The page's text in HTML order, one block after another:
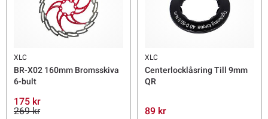
XLC
BR-X02 160mm Bromsskiva
6-bult
175 kr
269 kr
XLC
Centerlocklåsring Till 9mm
QR
89 kr